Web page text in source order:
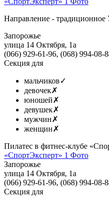
Направление - традиционное
Запорожье
улица 14 Октября, 1а
(066) 929-61-96, (068) 994-08-
Секция для
мальчиков✓
девочек✗
юношей✗
девушек✗
мужчин✗
женщин✗
Пилатес в фитнес-клубе
«СпортЭксперт» 1 Фото
Запорожье
улица 14 Октября, 1а
(066) 929-61-96, (068) 994-08-
Секция для